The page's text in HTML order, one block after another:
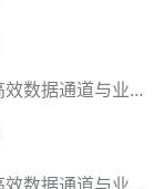
汤臣倍健营销云与畅捷通T+无缝对接：高效数据通道与业务价值升级